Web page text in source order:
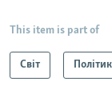
This item is part of
Світ